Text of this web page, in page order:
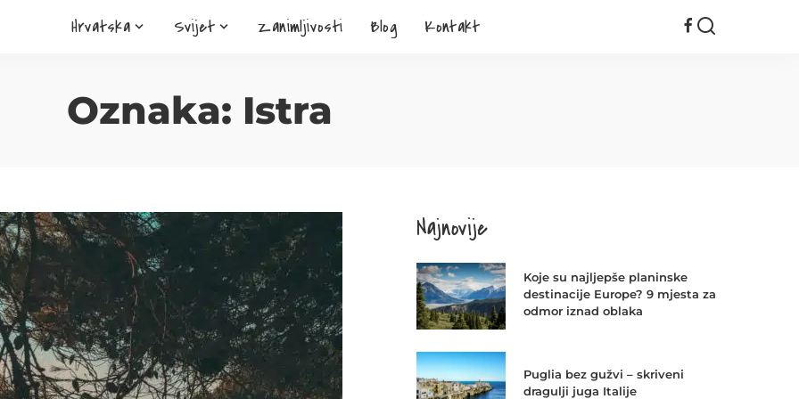
Hrvatska Svijet Zanimljivosti Blog Kontakt
Oznaka: Istra
Najnovije
Koje su najljepše planinske
destinacije Europe? 9 mjesta za
odmor iznad oblaka
Puglia bez gužvi – skriveni
dragulji juga Italije